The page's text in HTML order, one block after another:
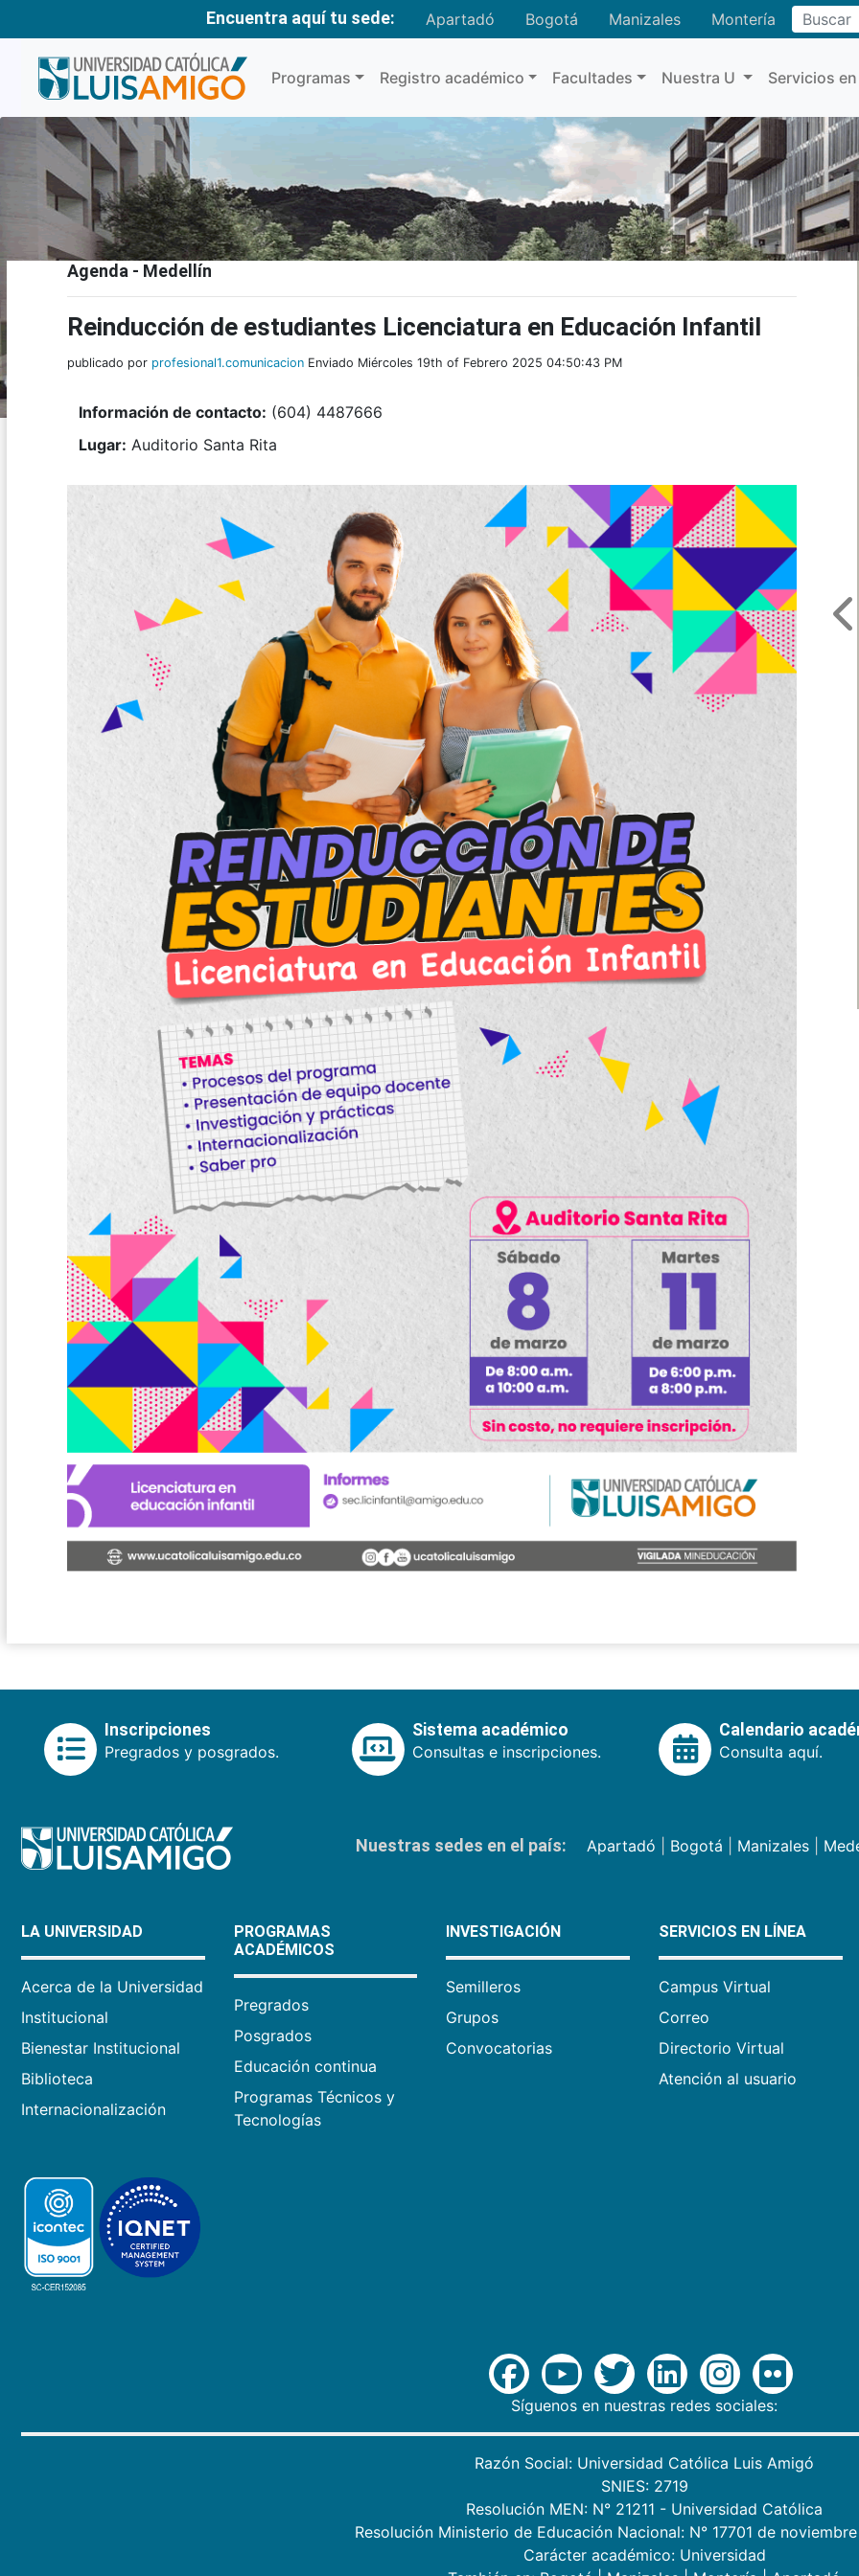
Encuentra aquí tu sede: Apartadó Bogotá Manizales MonteríaBuscar
Programas Registro académico Facultades Nuestra U Servicios
Agenda - Medellín
Reinducción de estudiantes Licenciatura en Educación Infantil
publicado por profesional1.comunicacion Enviado Miércoles 19th of Febrero 2025 04:50:43 PM
Información de contacto: (604) 4487666
Lugar: Auditorio Santa Rita
Inscripciones
Pregrados y posgrados.
Sistema académico
Consultas e inscripciones.
Calendario
Consulta aquí.
Nuestras sedes en el país: Apartadó Bogotá Manizales|
LA UNIVERSIDAD
Acerca de la Universidad
Institucional
Bienestar Institucional
Biblioteca
Internacionalización
PROGRAMAS
ACADÉMICOS
Pregrados
Posgrados
Educación continua
Programas Técnicos y
Tecnologías
INVESTIGACIÓN
Semilleros
Grupos
Convocatorias
SERVICIOS EN LÍNEA
Campus Virtual
Correo
Directorio Virtual
Atención al usuario
Síguenos en nuestras redes sociales:
Razón Social: Universidad Católica Luis Amigó
SNIES: 2719
Resolución MEN: N° 21211 - Universidad Católica
Resolución Ministerio de Educación Nacional: N° 17701 de
Carácter académico: Universidad